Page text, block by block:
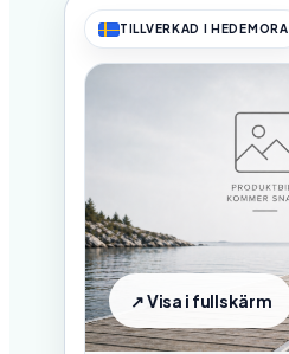
TILLVERKAD I HEDEMORA